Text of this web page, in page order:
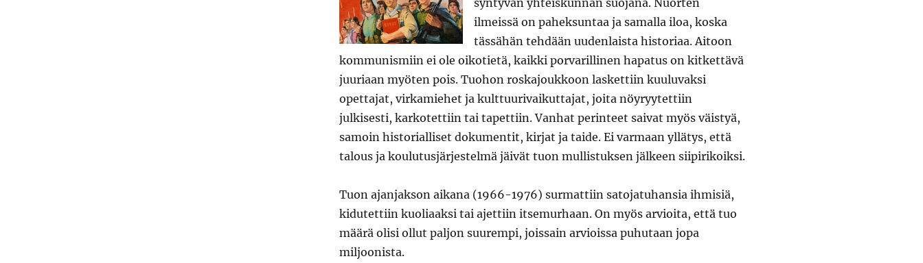
syntyvän yhteiskunnan suojana. Nuorten
ilmeissä on paheksuntaa ja samalla iloa, koska
tässähän tehdään uudenlaista historiaa. Aitoon
kommunismiin ei ole oikotietä, kaikki porvarillinen hapatus on kitkettävä
juuriaan myöten pois. Tuohon roskajoukkoon laskettiin kuuluvaksi
opettajat, virkamiehet ja kulttuurivaikuttajat, joita nöyryytettiin
julkisesti, karkotettiin tai tapettiin. Vanhat perinteet saivat myös väistyä,
samoin historialliset dokumentit, kirjat ja taide. Ei varmaan yllätys, että
talous ja koulutusjärjestelmä jäivät tuon mullistuksen jälkeen siipirikoiksi.
Tuon ajanjakson aikana (1966-1976) surmattiin satojatuhansia ihmisiä,
kidutettiin kuoliaaksi tai ajettiin itsemurhaan. On myös arvioita, että tuo
määrä olisi ollut paljon suurempi, joissain arvioissa puhutaan jopa
miljoonista.